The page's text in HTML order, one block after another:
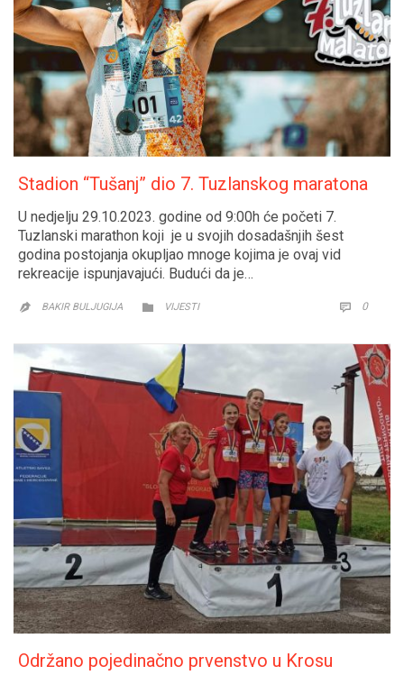
Stadion “Tušanj” dio 7. Tuzlanskog maratona
U nedjelju 29.10.2023. godine od 9:00h će početi 7.
Tuzlanski marathon koji je u svojih dosadašnjih šest
godina postojanja okupljao mnoge kojima je ovaj vid
rekreacije ispunjavajući. Budući da je…
 BAKIR BULJUGIJA  CATEGORY
VIJESTI  0
Održano pojedinačno prvenstvo u Krosu